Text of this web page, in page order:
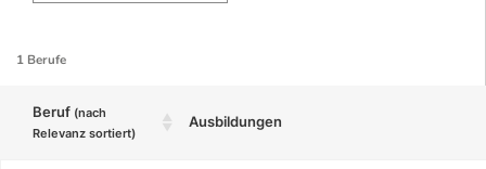
1 Berufe
Beruf (nach
Relevanz sortiert)
Ausbildungen